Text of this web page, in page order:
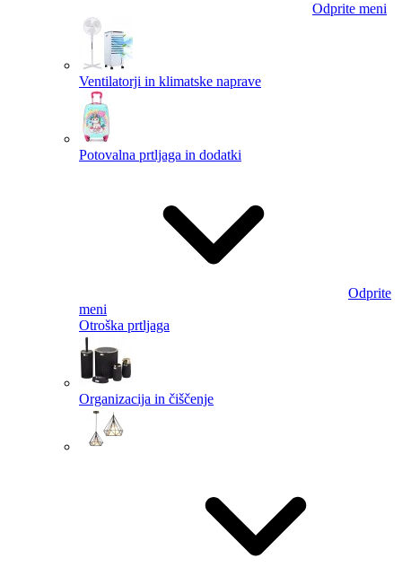
Odprite meni
Ventilatorji in klimatske naprave
Potovalna prtljaga in dodatki
Odprite
meni
Otroška prtljaga
Organizacija in čiščenje